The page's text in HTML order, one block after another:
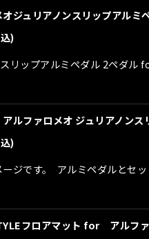
ジュリアノンスリップアル
)
リップアルミペダル 2ペダル
アルファロメオ ジュリアノン
)
ジです。 アルミペダルとセ
フロアマット for アルファ